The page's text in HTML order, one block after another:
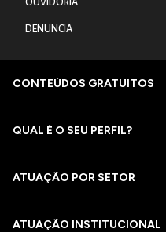
OUVIDORIA
DENUNCIA
CONTEÚDOS GRATUITOS
QUAL É O SEU PERFIL?
ATUAÇÃO POR SETOR
ATUAÇÃO INSTITUCIONAL